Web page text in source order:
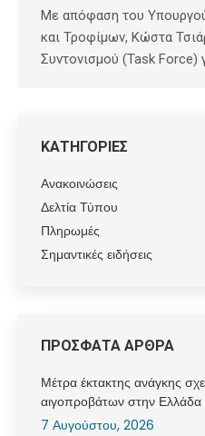
Με απόφαση του
και Τροφίμων, Κώστα
Συντονισμού (Task Force)
ΚΑΤΗΓΟΡΙΕΣ
Ανακοινώσεις
Δελτία Τύπου
Πληρωμές
Σημαντικές ειδήσεις
ΠΡΟΣΦΑΤΑ ΑΡΘΡΑ
Μέτρα έκτακτης ανάγκης
αιγοπροβάτων στην Ελλάδα
7 Αυγούστου, 2026